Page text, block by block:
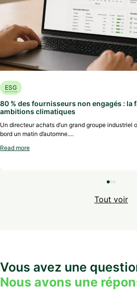
ESG
80 % des fournisseurs non engagés : la
ambitions climatiques
Un directeur achats d’un grand groupe industriel
bord un matin d’automne.…
Read more
Tout voir
Vous avez une
Nous avons une